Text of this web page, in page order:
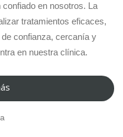
en nosotros. La
tratamientos eficaces,
confianza, cercanía y
en nuestra clínica.